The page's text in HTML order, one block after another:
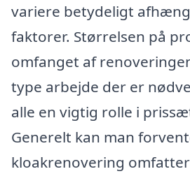
variere betydeligt
faktorer. Størrelsen på
omfanget af
type arbejde der er
alle en vigtig rolle i
Generelt kan man
kloakrenovering